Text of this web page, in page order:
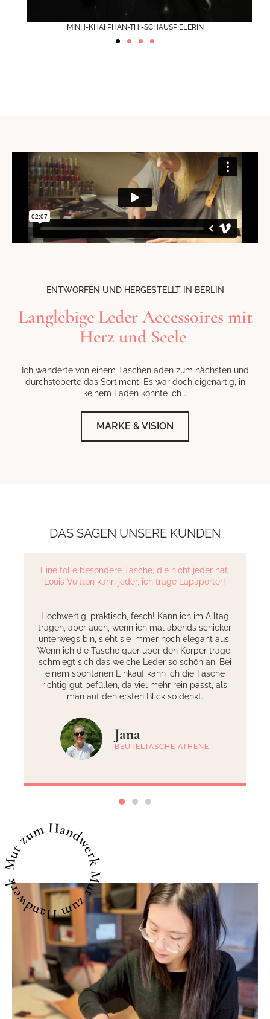
MINH-KHAI PHAN-THI-SCHAUSPIELERIN
ENTWORFEN UND HERGESTELLT IN BERLIN
Langlebige Leder Accessoires mit
Herz und Seele
Ich wanderte von einem Taschenladen zum nächsten und
durchstöberte das Sortiment. Es war doch eigenartig, in
keinem Laden konnte ich …
MARKE & VISION
DAS SAGEN UNSERE KUNDEN
Eine tolle besondere Tasche, die nicht jeder hat.
Louis Vuitton kann jeder, ich trage Lapàporter!
Hochwertig, praktisch, fesch! Kann ich im Alltag
tragen, aber auch, wenn ich mal abends schicker
unterwegs bin, sieht sie immer noch elegant aus.
Wenn ich die Tasche quer über den Körper trage,
schmiegt sich das weiche Leder so schön an. Bei
einem spontanen Einkauf kann ich die Tasche
richtig gut befüllen, da viel mehr rein passt, als
man auf den ersten Blick so denkt.
Jana
BEUTELTASCHE ATHENE
Mut zum Handwerk
Mut zum Handwerk